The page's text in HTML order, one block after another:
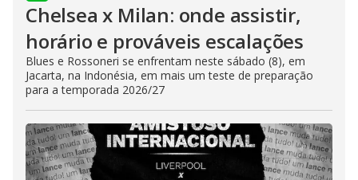
Chelsea x Milan: onde assistir,
horário e prováveis escalações
Blues e Rossoneri se enfrentam neste sábado (8), em
Jacarta, na Indonésia, em mais um teste de preparação
para a temporada 2026/27